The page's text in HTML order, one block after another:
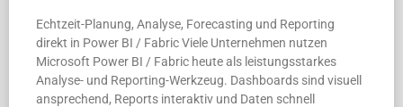
Echtzeit-Planung, Analyse, Forecasting und Reporting
direkt in Power BI / Fabric Viele Unternehmen nutzen
Microsoft Power BI / Fabric heute als leistungsstarkes
Analyse- und Reporting-Werkzeug. Dashboards sind visuell
ansprechend, Reports interaktiv und Daten schnell